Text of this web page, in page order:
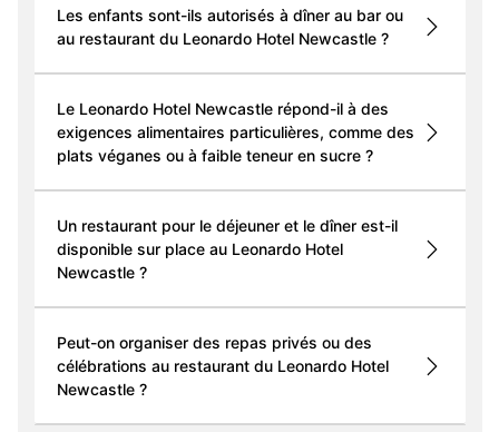
Les enfants sont-ils autorisés à dîner au bar ou
au restaurant du Leonardo Hotel Newcastle ?
Le Leonardo Hotel Newcastle répond-il à des
exigences alimentaires particulières, comme des
plats véganes ou à faible teneur en sucre ?
Un restaurant pour le déjeuner et le dîner est-il
disponible sur place au Leonardo Hotel
Newcastle ?
Peut-on organiser des repas privés ou des
célébrations au restaurant du Leonardo Hotel
Newcastle ?